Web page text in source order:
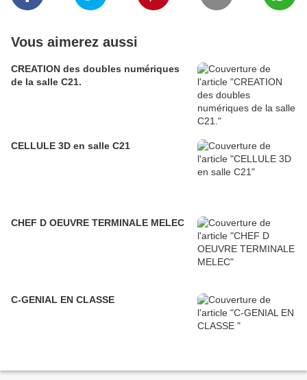
Vous aimerez aussi
CREATION des doubles numériques
de la salle C21.
CELLULE 3D en salle C21
CHEF D OEUVRE TERMINALE MELEC
C-GENIAL EN CLASSE